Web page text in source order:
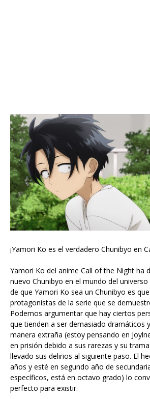
¡Yamori Ko es el verdadero Chunibyo en
Yamori Ko del anime Call of the Night ha
nuevo Chunibyo en el mundo del
de que Yamori Ko sea un Chunibyo es
protagonistas de la serie que se
Podemos argumentar que hay ciertos
que tienden a ser demasiado dramáticos
manera extraña (estoy pensando en
en prisión debido a sus rarezas y su
llevado sus delirios al siguiente paso. El
años y esté en segundo año de
específicos, está en octavo grado) lo
perfecto para existir.